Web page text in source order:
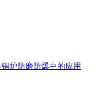
炉防磨防爆中的应用